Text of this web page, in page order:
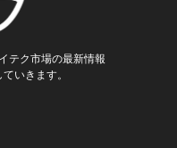
テク市場の最新情報
いきます。